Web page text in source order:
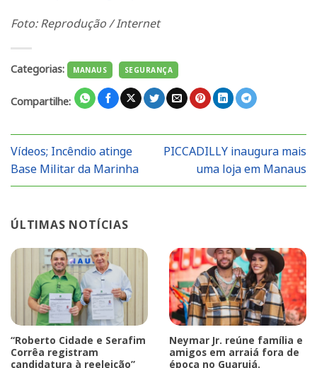
Foto: Reprodução / Internet
Categorias: MANAUS SEGURANÇA
Compartilhe:
Vídeos; Incêndio atinge
Base Militar da Marinha
PICCADILLY inaugura mais
uma loja em Manaus
ÚLTIMAS NOTÍCIAS
“Roberto Cidade e Serafim
Corrêa registram
candidatura à reeleição”
Neymar Jr. reúne família e
amigos em arraiá fora de
época no Guarujá.